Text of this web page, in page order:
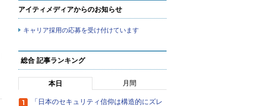
アイティメディアからのお知らせ
キャリア採用の応募を受け付けています
総合 記事ランキング
本日 月間
「日本のセキュリティ信仰は構造的にズレ